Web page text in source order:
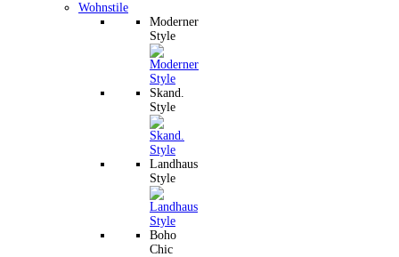
Wohnstile
Moderner
Style
Skand.
Style
Landhaus
Style
Boho
Chic